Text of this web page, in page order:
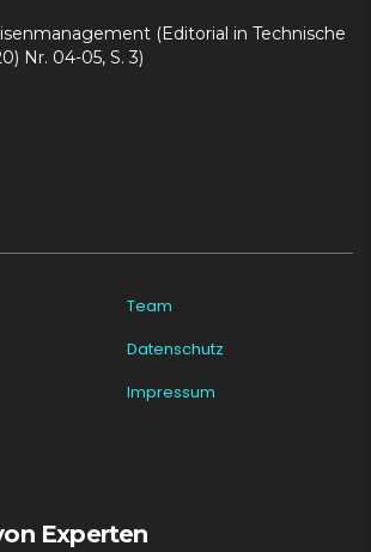
(Editorial in Technische
Nr. 04-05, S. 3)
Team
Datenschutz
Impressum
Experten